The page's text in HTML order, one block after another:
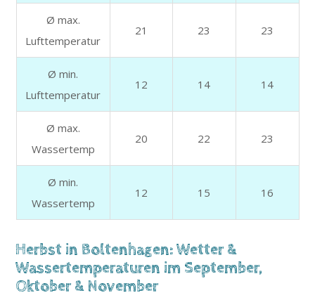
Ø max.
Lufttemperatur
21 23 23
Ø min.
Lufttemperatur
12 14 14
Ø max.
Wassertemp
20 22 23
Ø min.
Wassertemp
12 15 16
Herbst in Boltenhagen: Wetter &
Wassertemperaturen im September,
Oktober & November